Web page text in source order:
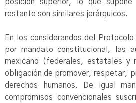
posición superior, lo que
restante son similares jerárquicos.
En los considerandos del
por mandato constitucional, las
mexicano (federales, estatales y
obligación de promover, respetar,
derechos humanos. De igual
compromisos convencionales